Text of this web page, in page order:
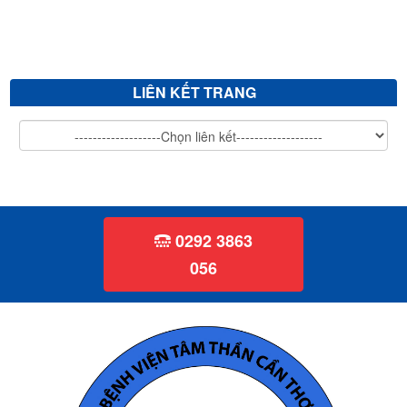
V/v mời chào giá sửa chữa, vệ sinh đánh bóng giường bệnh inox...
LIÊN KẾT TRANG
0292 3863
056